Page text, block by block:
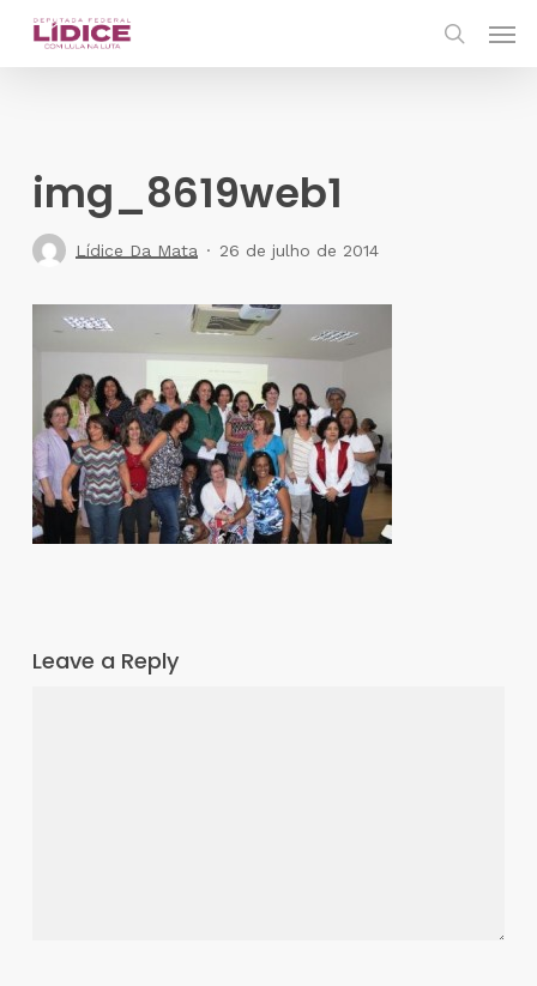
Skip
img_8619web1
Lídice Da Mata 26 de julho de 2014
Leave a Reply